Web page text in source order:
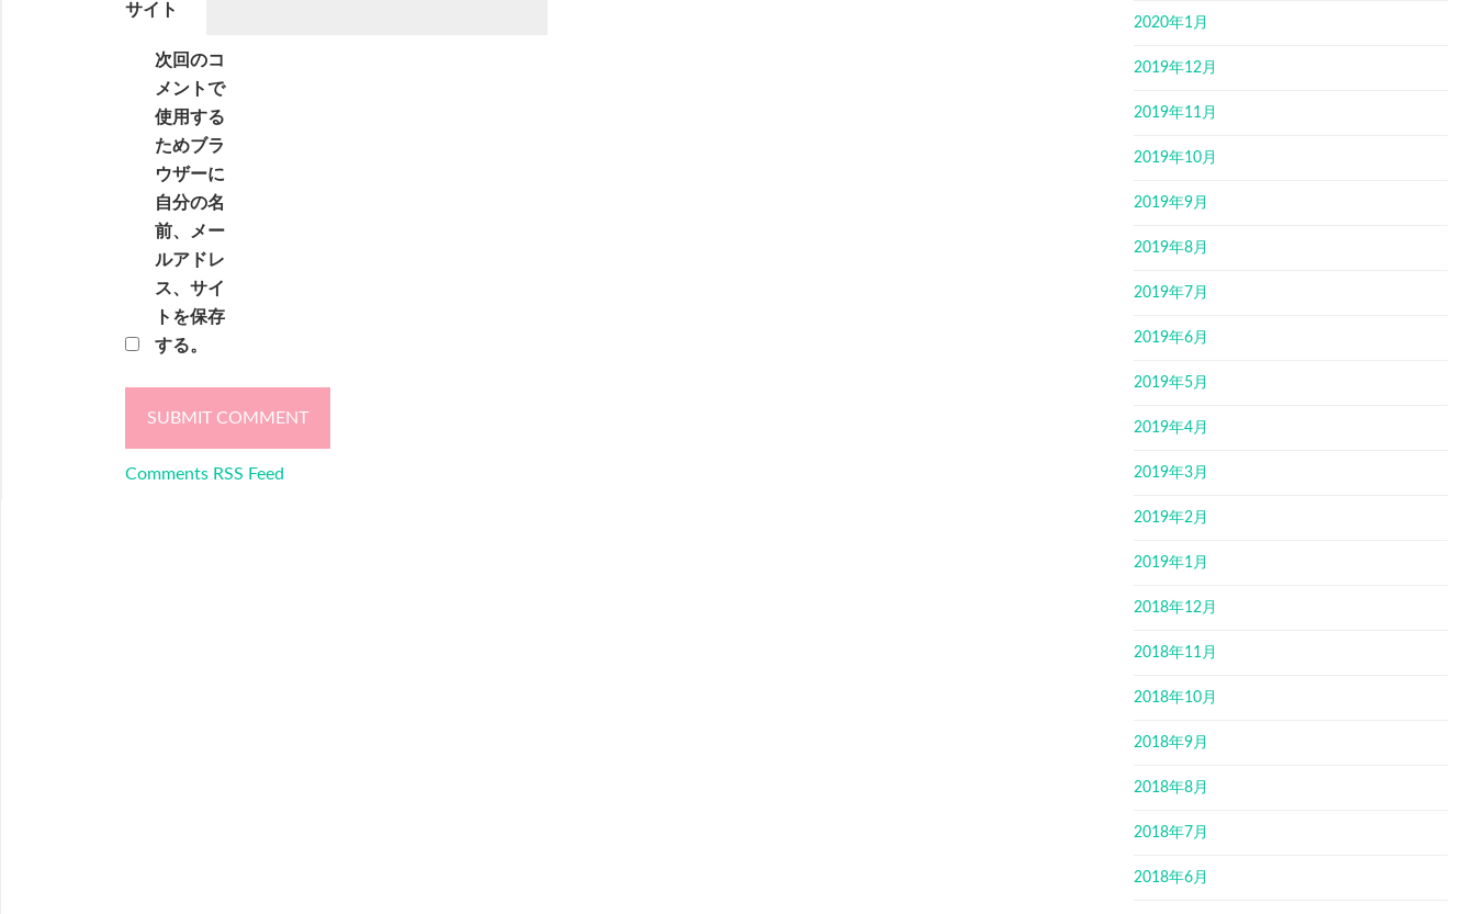
サイト
次回のコ
メントで
使用する
ためブラ
ウザーに
自分の名
前、メー
ルアドレ
ス、サイ
トを保存
する。
Comments RSS Feed
2020年1月
2019年12月
2019年11月
2019年10月
2019年9月
2019年8月
2019年7月
2019年6月
2019年5月
2019年4月
2019年3月
2019年2月
2019年1月
2018年12月
2018年11月
2018年10月
2018年9月
2018年8月
2018年7月
2018年6月